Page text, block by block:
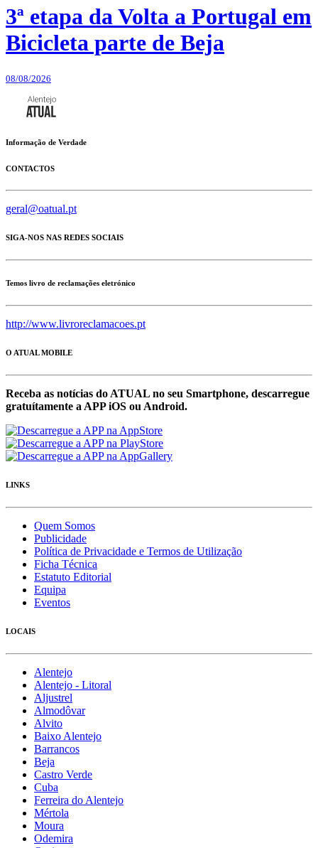
3ª etapa da Volta a Portugal em
Bicicleta parte de Beja
08/08/2026
Informação de Verdade
CONTACTOS
geral@oatual.pt
SIGA-NOS NAS REDES SOCIAIS
Temos livro de reclamações eletrónico
http://www.livroreclamacoes.pt
O ATUAL MOBILE
Receba as notícias do ATUAL no seu Smartphone, descarregue
gratuítamente a APP iOS ou Android.
LINKS
Quem Somos
Publicidade
Política de Privacidade e Termos de Utilização
Ficha Técnica
Estatuto Editorial
Equipa
Eventos
LOCAIS
Alentejo
Alentejo - Litoral
Aljustrel
Almodôvar
Alvito
Baixo Alentejo
Barrancos
Beja
Castro Verde
Cuba
Ferreira do Alentejo
Mértola
Moura
Odemira